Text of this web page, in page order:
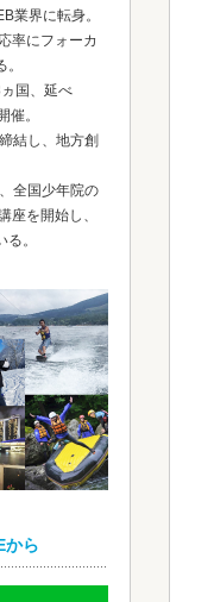
業界に転身。
率にフォーカ
国、延べ
催。
結し、地方創
全国少年院の
座を開始し、
。
から